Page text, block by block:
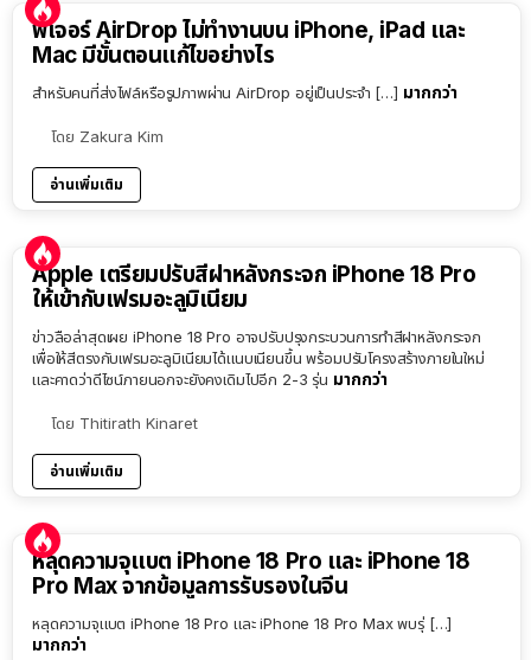
ฟีเจอร์ AirDrop ไม่ทำงานบน iPhone, iPad และ
Mac มีขั้นตอนแก้ไขอย่างไร
สำหรับคนที่ส่งไฟล์หรือรูปภาพผ่าน AirDrop อยู่เป็นประจำ […] มากกว่า
โดย Zakura Kim
อ่านเพิ่มเติม
Apple เตรียมปรับสีฝาหลังกระจก iPhone 18 Pro
ให้เข้ากับเฟรมอะลูมิเนียม
ข่าวลือล่าสุดเผย iPhone 18 Pro อาจปรับปรุงกระบวนการทำสีฝาหลังกระจก
เพื่อให้สีตรงกับเฟรมอะลูมิเนียมได้แนบเนียนขึ้น พร้อมปรับโครงสร้างภายในใหม่
และคาดว่าดีไซน์ภายนอกจะยังคงเดิมไปอีก 2-3 รุ่น มากกว่า
โดย Thitirath Kinaret
อ่านเพิ่มเติม
หลุดความจุแบต iPhone 18 Pro และ iPhone 18
Pro Max จากข้อมูลการรับรองในจีน
หลุดความจุแบต iPhone 18 Pro และ iPhone 18 Pro Max พบรุ่ […]
มากกว่า